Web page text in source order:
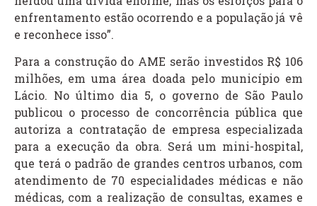
enfrentamento estão ocorrendo e a população já vê
e reconhece isso”.
Para a construção do AME serão investidos R$ 106
milhões, em uma área doada pelo município em
Lácio. No último dia 5, o governo de São Paulo
publicou o processo de concorrência pública que
autoriza a contratação de empresa especializada
para a execução da obra. Será um mini-hospital,
que terá o padrão de grandes centros urbanos, com
atendimento de 70 especialidades médicas e não
médicas, com a realização de consultas, exames e